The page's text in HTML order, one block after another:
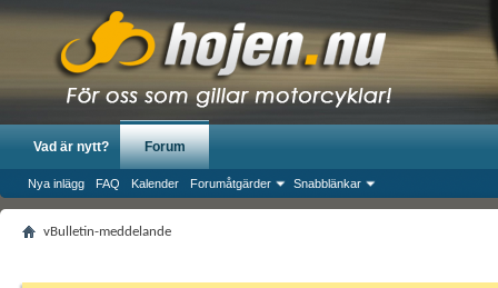
Vad är nytt? Forum
Nya inlägg FAQ Kalender Forumåtgärder Snabblänkar
vBulletin-meddelande